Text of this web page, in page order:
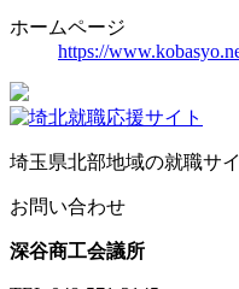
ホームページ
https://
埼玉県北部地域の就職サ
お問い合わせ
深谷商工会議所